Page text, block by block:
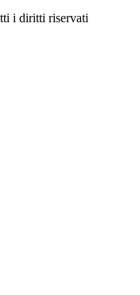
i diritti riservati